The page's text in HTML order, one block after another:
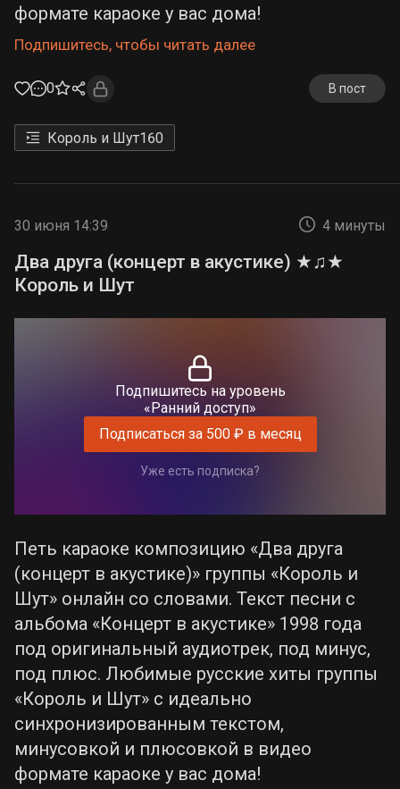
формате караоке у вас дома!
Подпишитесь, чтобы читать далее
0 В пост
Король и Шут160
30 июня 14:39 4 минуты
Два друга (концерт в акустике) ★♫★
Король и Шут
Подпишитесь на уровень
«Ранний доступ»
Подписаться за 500 ₽ в месяц
Уже есть подписка?
Петь караоке композицию «Два друга
(концерт в акустике)» группы «Король и
Шут» онлайн со словами. Текст песни с
альбома «Концерт в акустике» 1998 года
под оригинальный аудиотрек, под минус,
под плюс. Любимые русские хиты группы
«Король и Шут» с идеально
синхронизированным текстом,
минусовкой и плюсовкой в видео
формате караоке у вас дома!